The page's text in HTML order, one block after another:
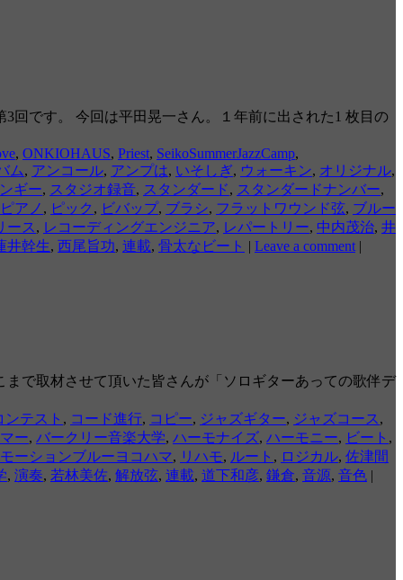
回です。 今回は平田晃一さん。１年前に出された1 枚目の
, ONKIOHAUS, Priest, SeikoSummerJazzCamp,
ム, アンコール, アンプは, いそしぎ, ウォーキン, オリジナル,
ギー, スタジオ録音, スタンダード, スタンダードナンバー,
ピアノ , ピック , ビバップ, ブラシ, フラットワウンド弦, ブルー
ース , レコーディングエンジニア, レパートリー, 中内茂治, 井
井幹生, 西尾旨功, 連載, 骨太なビート | Leave a comment |
で取材させて頂いた皆さんが「ソロギターあっての歌伴デ
テスト , コード進行, コピー, ジャズギター, ジャズコース ,
ー, バークリー音楽大学, ハーモナイズ, ハーモニー, ビート ,
モーションブルーヨコハマ, リハモ, ルート , ロジカル, 佐津間
, 演奏, 若林美佐, 解放弦, 連載, 道下和彦, 鎌倉, 音源, 音色 |